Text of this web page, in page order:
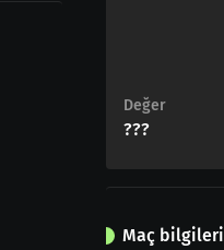
Değer
???
Maç bilgileri